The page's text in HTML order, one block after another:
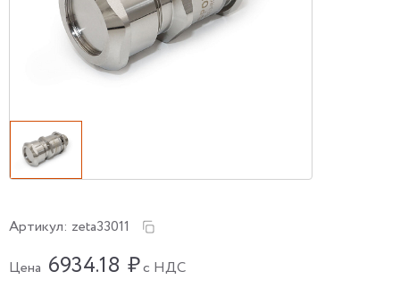
Артикул: zeta33011
Цена 6934.18 ₽с НДС